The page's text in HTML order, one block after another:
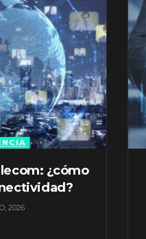
¿cómo
2026